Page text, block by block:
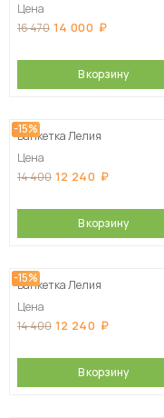
Цена
16 470 14 000
В корзину
-15%
Банкетка Лелия
Цена
14 400 12 240
В корзину
-15%
Банкетка Лелия
Цена
14 400 12 240
В корзину